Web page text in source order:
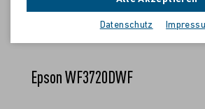
Epson WF3720DWF
Datenschutz